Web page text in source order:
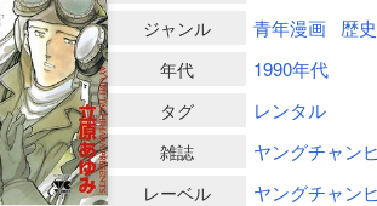
ジャンル 青年漫画 歴
年代 1990年代
タグ レンタル
雑誌 ヤングチャン
レーベル ヤングチャン